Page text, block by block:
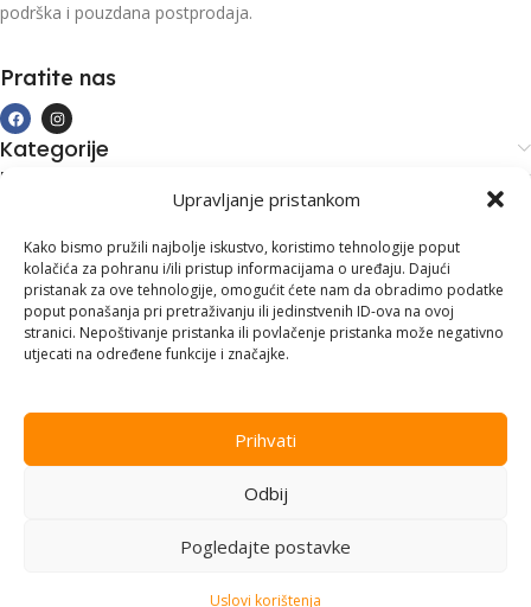
Upravljanje pristankom
Kako bismo pružili najbolje iskustvo, koristimo tehnologije poput
kolačića za pohranu i/ili pristup informacijama o uređaju. Dajući
pristanak za ove tehnologije, omogućit ćete nam da obradimo podatke
poput ponašanja pri pretraživanju ili jedinstvenih ID-ova na ovoj
stranici. Nepoštivanje pristanka ili povlačenje pristanka može negativno
utjecati na određene funkcije i značajke.
Prihvati
Odbij
Pogledajte postavke
Uslovi korištenja
podrška i pouzdana postprodaja.
Pratite nas
Kategorije
Kupovina i podrška
Kontakt informacije
Branilaca Bosne, 75 300 Lukavac
+387 35 555 999
info@pconer.ba
Vision.